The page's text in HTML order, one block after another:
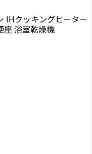
IHクッキングヒーター
座 浴室乾燥機